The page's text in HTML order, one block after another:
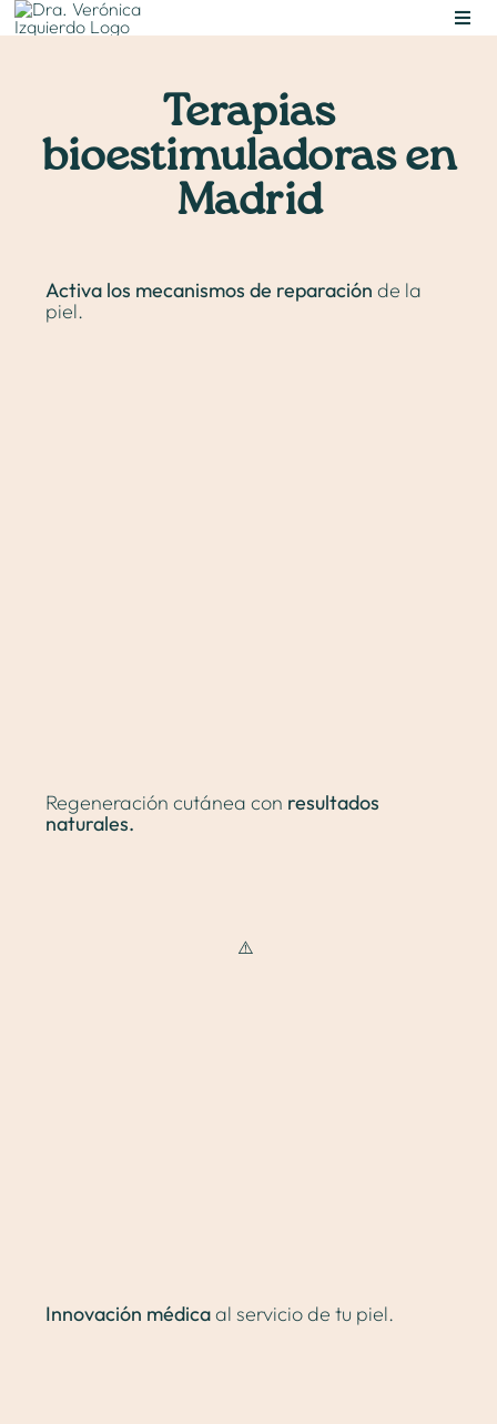
Skip
to
Medicina estética
Blog
Terapias
bioestimuladoras en
Madrid
Activa los mecanismos de reparación de la
piel.
Regeneración cutánea con resultados
naturales.
Innovación médicaal servicio de tu piel.